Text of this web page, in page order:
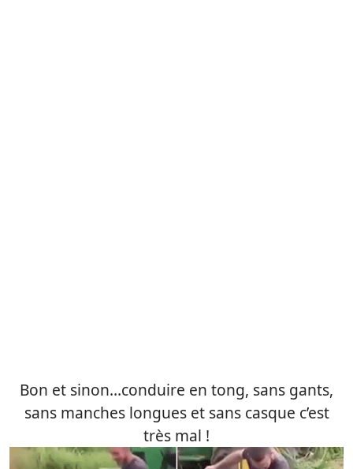
Bon et sinon…conduire en tong, sans gants,
sans manches longues et sans casque c’est
très mal !